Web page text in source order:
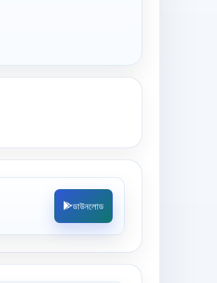
ডাউনলোড